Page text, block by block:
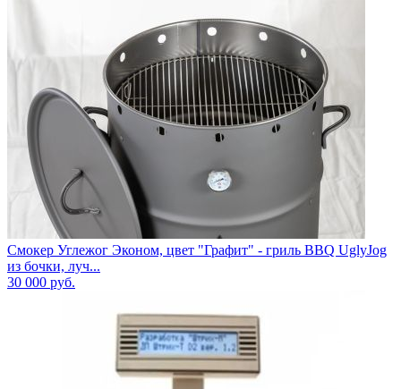
Смокер Углежог Эконом, цвет "Графит" - гриль BBQ UglyJog
из бочки, луч...
30 000 руб.